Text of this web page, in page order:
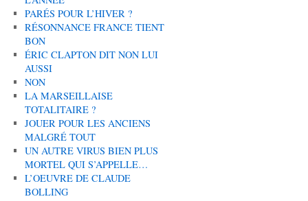
PARÉS POUR L’HIVER ?
RÉSONNANCE FRANCE TIENT
BON
ÉRIC CLAPTON DIT NON LUI
AUSSI
NON
LA MARSEILLAISE
TOTALITAIRE ?
JOUER POUR LES ANCIENS
MALGRÉ TOUT
UN AUTRE VIRUS BIEN PLUS
MORTEL QUI S’APPELLE…
L’OEUVRE DE CLAUDE
BOLLING